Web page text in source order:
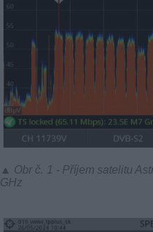
▲ Obr č. 1 - Příjem satelitu
GHz